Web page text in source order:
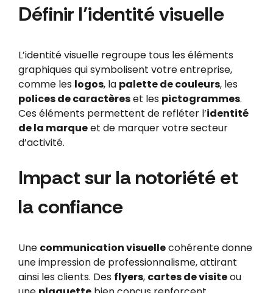
Définir l’identité visuelle
L’identité visuelle regroupe tous les éléments
graphiques qui symbolisent votre entreprise,
comme les logos, la palette de couleurs, les
polices de caractèreset les pictogrammes.
Ces éléments permettent de refléter l’identité
de la marqueet de marquer votre secteur
d’activité.
Impact sur la notoriété et
la confiance
Une communication visuellecohérente donne
une impression de professionnalisme, attirant
ainsi les clients. Des flyers, cartes de visiteou